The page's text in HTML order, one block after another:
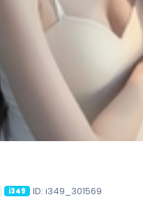
i349 ID: i349_301569